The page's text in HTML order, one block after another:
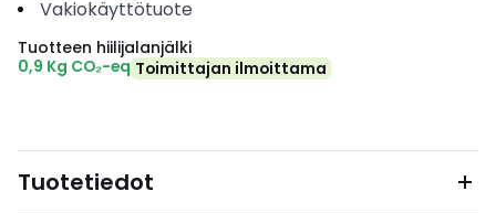
Vakiokäyttötuote
Tuotteen hiilijalanjälki
0,9 Kg CO₂-eq Toimittajan ilmoittama
Tuotetiedot